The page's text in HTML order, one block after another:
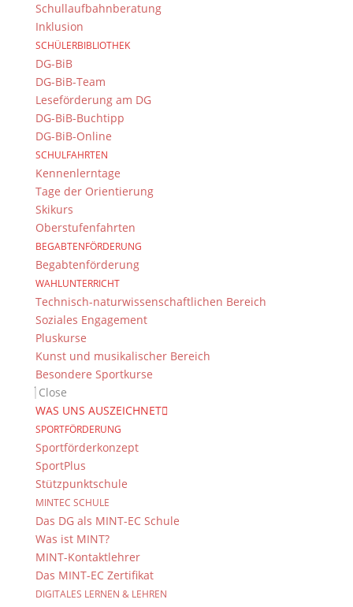
Schullaufbahnberatung
Inklusion
SCHÜLERBIBLIOTHEK
DG-BiB
DG-BiB-Team
Leseförderung am DG
DG-BiB-Buchtipp
DG-BiB-Online
SCHULFAHRTEN
Kennenlerntage
Tage der Orientierung
Skikurs
Oberstufenfahrten
BEGABTENFÖRDERUNG
Begabtenförderung
WAHLUNTERRICHT
Technisch-naturwissenschaftlichen Bereich
Soziales Engagement
Pluskurse
Kunst und musikalischer Bereich
Besondere Sportkurse
Close
WAS UNS AUSZEICHNET
SPORTFÖRDERUNG
Sportförderkonzept
SportPlus
Stützpunktschule
MINTEC SCHULE
Das DG als MINT-EC Schule
Was ist MINT?
MINT-Kontaktlehrer
Das MINT-EC Zertifikat
DIGITALES LERNEN & LEHREN
Kontakt Webteam
Kontaktieren Sie das Webteam
© 2015-2017 Dientzenhofer-Gymnasium Bamberg -
Von Hand erstellt. Mit viel